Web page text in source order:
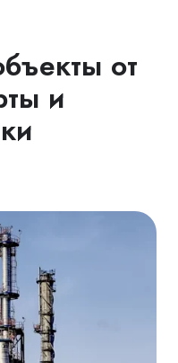
от
и